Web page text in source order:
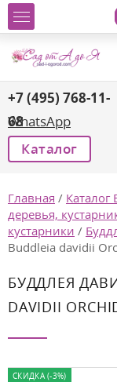
+7 (495) 768-11-
68
WhatsApp
Каталог
Главная / Каталог
деревья,
кустарники /
Buddleia davidii
БУДДЛЕЯ
DAVIDII
СКИДКА (-3%)